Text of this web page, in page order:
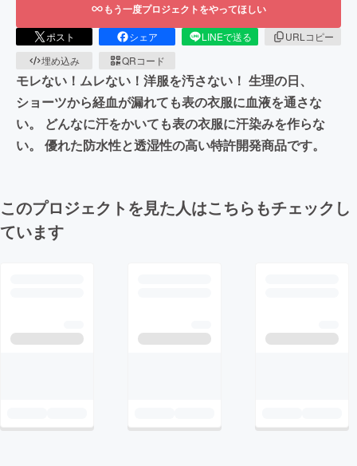
もう一度プロジェクトをやってほしい
ポスト シェア LINEで送る
URLコピー
埋め込み
QRコード
モレない！ムレない！洋服を汚さない！ 生理の日、
ショーツから経血が漏れても表の衣服に血液を通さな
い。 どんなに汗をかいても表の衣服に汗染みを作らな
い。 優れた防水性と透湿性の高い特許開発商品です。
このプロジェクトを見た人はこちらもチェックし
ています